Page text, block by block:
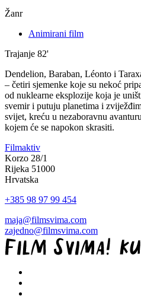
Žanr
Animirani film
Trajanje 82'
Dendelion, Baraban, Léonto i
– četiri sjemenke koje su nekoć
od nuklearne eksplozije koja je
svemir i putuju planetima i
svijet, kreću u nezaboravnu
kojem će se napokon skrasiti.
Filmaktiv
Korzo 28/1
Rijeka 51000
Hrvatska
+385 98 97 99 454
maja@filmsvima.com
zajedno@filmsvima.com